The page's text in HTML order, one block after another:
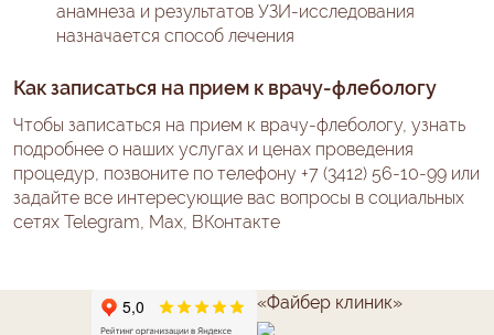
анамнеза и результатов УЗИ-исследования
назначается способ лечения
Как записаться на прием к врачу-флебологу
Чтобы записаться на прием к врачу-флебологу, узнать
подробнее о наших услугах и ценах проведения
процедур, позвоните по телефону +7 (3412) 56-10-99 или
задайте все интересующие вас вопросы в социальных
сетях Telegram, Max, ВКонтакте
«Файбер клиник»